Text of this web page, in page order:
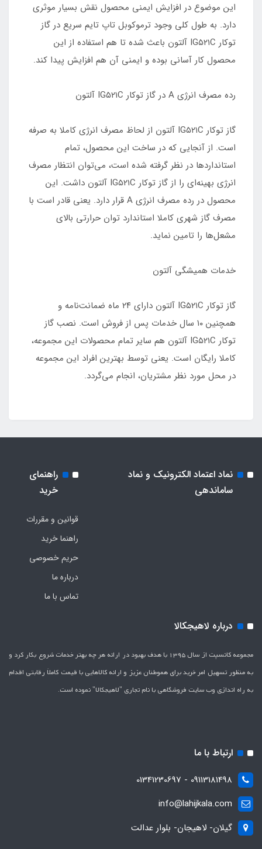
این موضوع در افزایش ایمنی محصول نقش بسیار موثری
دارد. به طول کلی وجود ترموکوبل تاپ تایم سریع در گاز
توکار IG۵۲۱C آلتون باعث شده تا هم استفاده از این
محصول کار آسانی بوده و ایمنی آن هم افزایش پیدا کند.
رده مصرف انرژی A در گاز توکار IG۵۲۱C آلتون
گاز توکار IG۵۲۱C آلتون از لحاظ مصرف انرژی کاملا به صرفه
است. از آنجایی که در ساخت این محصول، تمام
استانداردها در نظر گرفته شده است، می‌توان انتظار مصرف
انرژی بهینه‌ای را از گاز توکار IG۵۲۱C آلتون داشت. این
محصول در رده مصرف انرژی A قرار دارد. یعنی قادر است با
مصرف گاز شهری کاملا استاندارد توان حرارتی بالای
مشعل‌ها را تامین نماید.
خدمات همیشگی آلتون
گاز توکار IG۵۲۱C آلتون دارای ۲۴ ماه ضمانت‌نامه و
همچنین ۱۰ سال خدمات پس از فروش است. نصب گاز
توکار IG۵۲۱C آلتون هم سایر تمام محصولات این مجموعه،
کاملا رایگان است. یعنی توسط بهترین افراد این مجموعه
در محل مورد نظر مشتریان، انجام می‌گردد.
نماد اعتماد الکترونیک و نماد
ساماندهی
راهنمای
خرید
قوانین و مقررات
راهنما خرید
حریم خصوصی
درباره ما
تماس با ما
درباره لاهیجکالا
مجموعه کانسپت از سال 1395 با هدف بهبود در ارائه هر چه بهتر خدمات شروع بکار کرد و
به منظور تسهیل امر خرید برای هموطنان عزیز و ارائه کالاهایی با قیمت کاملاَ رقابتی اقدام
به راه اندازی وب سایت فروشگاهی با نام تجاری "لاهیج­کالا" نموده است.
ارتباط با ما
09113181498 - 01341230697
info@lahijkala.com
گیلان- لاهیجان- بلوار عدالت